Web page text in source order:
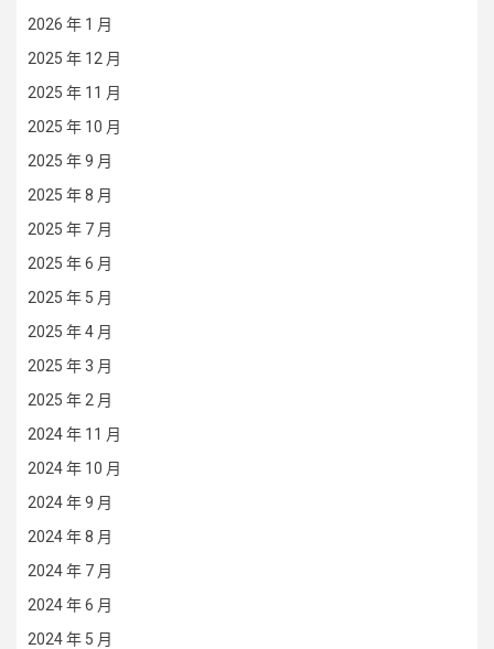
2026 年 1 月
2025 年 12 月
2025 年 11 月
2025 年 10 月
2025 年 9 月
2025 年 8 月
2025 年 7 月
2025 年 6 月
2025 年 5 月
2025 年 4 月
2025 年 3 月
2025 年 2 月
2024 年 11 月
2024 年 10 月
2024 年 9 月
2024 年 8 月
2024 年 7 月
2024 年 6 月
2024 年 5 月